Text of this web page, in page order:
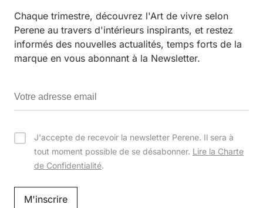
Chaque trimestre, découvrez l'Art de vivre selon
Perene au travers d'intérieurs inspirants, et restez
informés des nouvelles actualités, temps forts de la
marque en vous abonnant à la Newsletter.
J'accepte de recevoir la newsletter Perene. Il sera à
tout moment possible de se désabonner. Lire la Charte
de Confidentialité.
M'inscrire